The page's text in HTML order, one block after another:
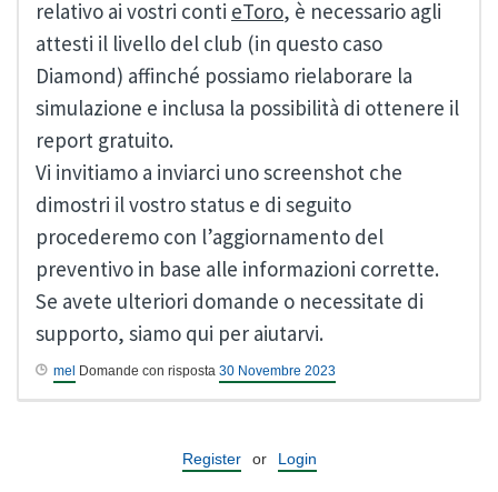
relativo ai vostri conti eToro, è necessario agli
attesti il livello del club (in questo caso
Diamond) affinché possiamo rielaborare la
simulazione e inclusa la possibilità di ottenere il
report gratuito.
Vi invitiamo a inviarci uno screenshot che
dimostri il vostro status e di seguito
procederemo con l’aggiornamento del
preventivo in base alle informazioni corrette.
Se avete ulteriori domande o necessitate di
supporto, siamo qui per aiutarvi.
mel Domande con risposta 30 Novembre 2023
Register or Login